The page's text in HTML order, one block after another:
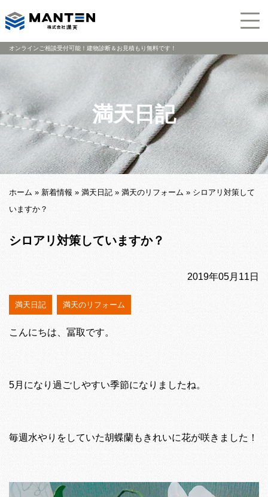
オンラインご相談受付可能！建物診断＆お見積もり無料です！
満天日記
ホーム » 新着情報 » 満天日記 » 満天のリフォーム » シロアリ対策して
いますか？
シロアリ対策していますか？
2019年05月11日
満天日記 満天のリフォーム
こんにちは、冨取です。
5月になり過ごしやすい季節になりましたね。
毎週水やりをしていた胡蝶蘭もきれいに花が咲きました！